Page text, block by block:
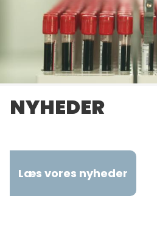
NYHEDER
Læs vores nyheder